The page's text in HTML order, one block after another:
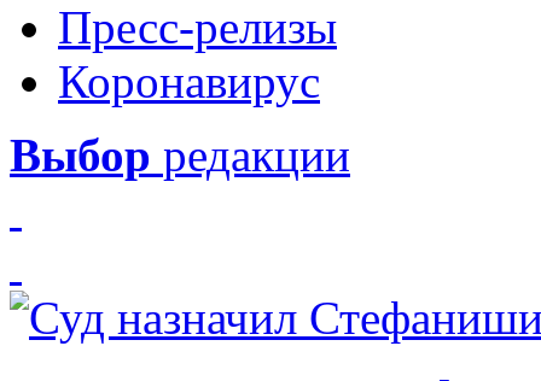
Пресс-релизы
Коронавирус
Выбор редакции